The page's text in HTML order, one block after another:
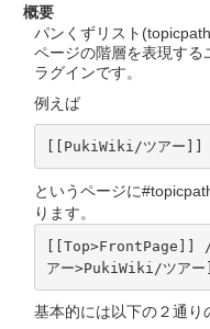
概要
パンくずリスト
ページの階層を表現す
ラグインです。
例えば
[[PukiWiki/ツアー]]
というページに
ります。
アー>PukiWiki/ツアー
基本的には以下の２通り